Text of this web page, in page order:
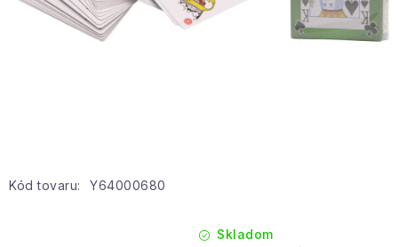
Šport a outdoor
Kód tovaru: Y64000680
Skladom